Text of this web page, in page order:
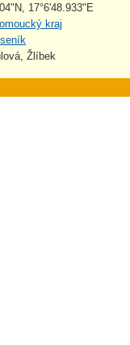
17°6'48.933"E
kraj
Žlíbek